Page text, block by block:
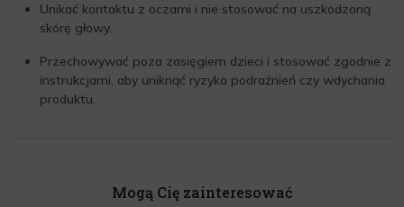
Unikać kontaktu z oczami i nie stosować na uszkodzoną
skórę głowy.
Przechowywać poza zasięgiem dzieci i stosować zgodnie z
instrukcjami, aby uniknąć ryzyka podrażnień czy wdychania
produktu.
Mogą Cię zainteresować